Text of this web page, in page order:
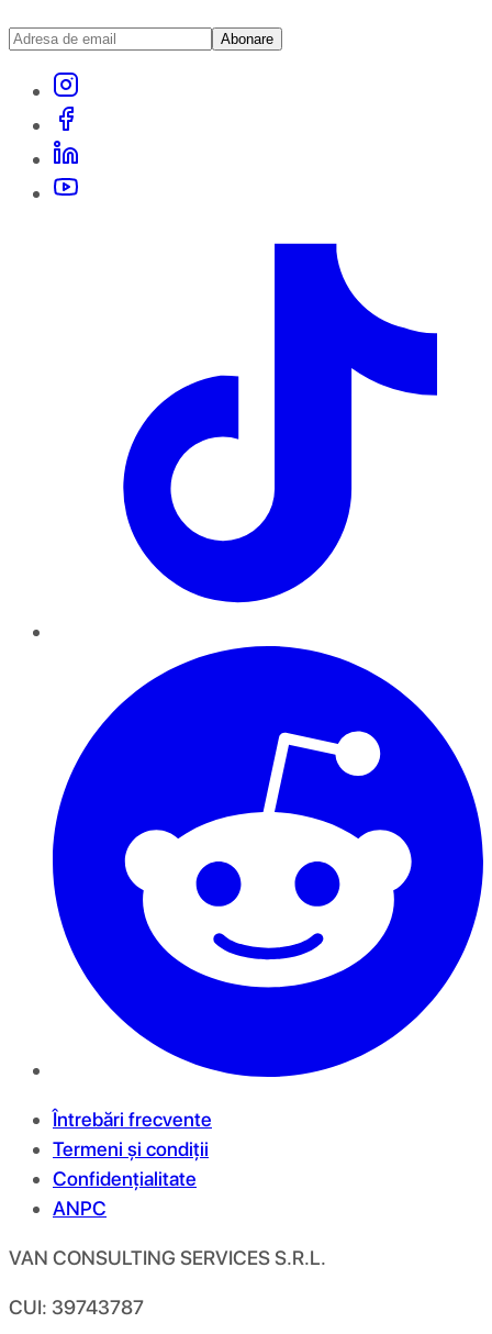
Abonare
Întrebări frecvente
Termeni și condiții
Confidențialitate
ANPC
VAN CONSULTING SERVICES S.R.L.
CUI: 39743787